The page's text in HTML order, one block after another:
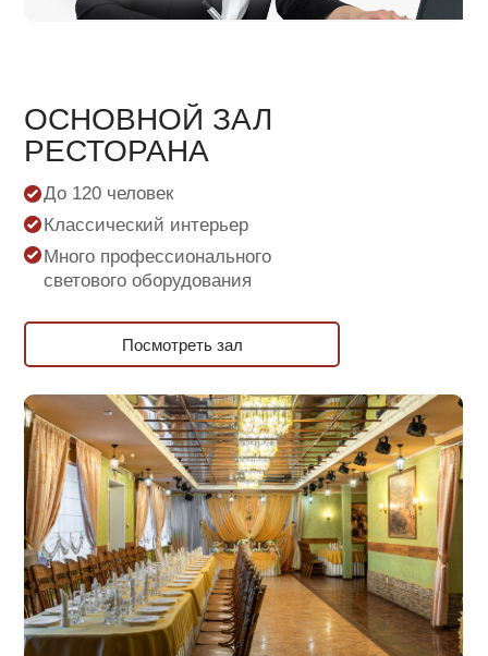
Посмотреть зал
Много профессионального
светового оборудования
Классический интерьер
До 120 человек
ОСНОВНОЙ ЗАЛ
РЕСТОРАНА